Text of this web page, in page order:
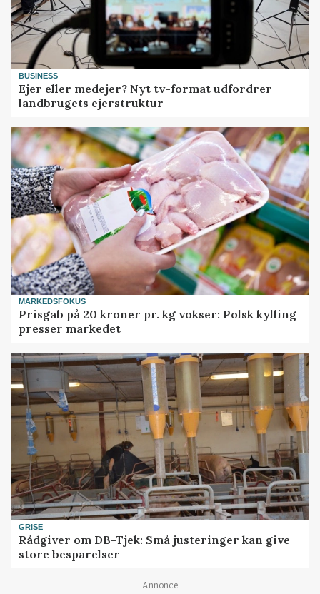
BUSINESS
Ejer eller medejer? Nyt tv-format udfordrer
landbrugets ejerstruktur
MARKEDSFOKUS
Prisgab på 20 kroner pr. kg vokser: Polsk kylling
presser markedet
GRISE
Rådgiver om DB-Tjek: Små justeringer kan give
store besparelser
Annonce